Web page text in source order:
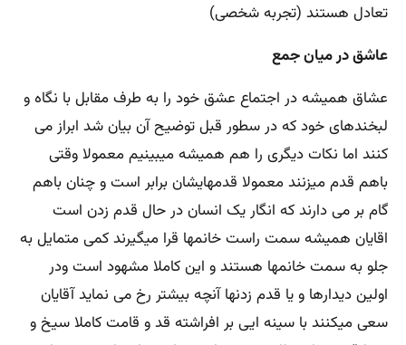
تعادل هستند (تجربه شخصی)
عاشق در میان جمع
عشاق همیشه در اجتماع عشق خود را به طرف مقابل با نگاه و
لبخندهای خود که در سطور قبل توضیح آن بیان شد ابراز می
کنند اما نکات دیگری را هم همیشه میبینیم معمولا وقتی
باهم قدم میزنند معمولا قدمهایشان برابر است و چنان باهم
گام بر می دارند که انگار یک انسان در حال قدم زدن است
اقایان همیشه سمت راست خانمها قرا میگیرند کمی متمایل به
جلو به سمت خانمها هستند و این کاملا مشهود است ودر
اولین دیدارها و یا قدم زدنها آنچه بیشتر رخ می نماید آقایان
سعی میکنند با سینه ایی بر افراشته قد و قامت کاملا سیخ و